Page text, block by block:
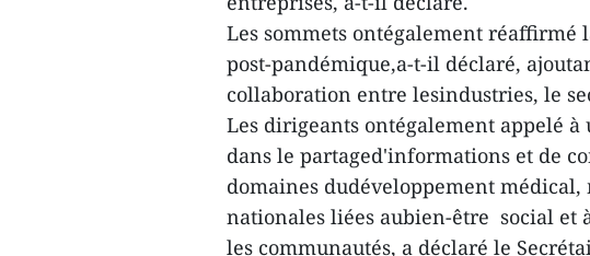
Les sommets ontégalement
post-pandémique,a-t-il déclaré,
collaboration entre lesindustries, le
Les dirigeants ontégalement appelé
dans le partaged'informations et de
domaines dudéveloppement
nationales liées aubien-être social et
les communautés, a déclaré le